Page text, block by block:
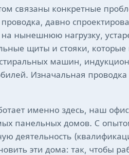
связаны конкретные
давно
на нынешнюю нагрузку,
щиты и стояки,
машин,
Изначальная
именно здесь, наш
панельных домов. С
деятельность
эти дома: так, чтобы